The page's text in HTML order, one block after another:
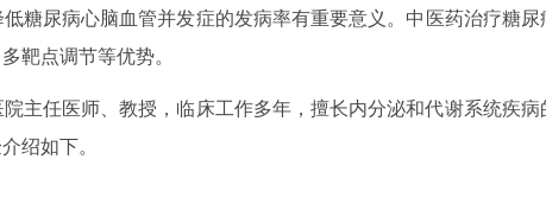
糖尿病心脑血管并发症的发病率有重要意义。中医药治疗糖尿
靶点调节等优势。
主任医师、教授，临床工作多年，擅长内分泌和代谢系统疾病
绍如下。